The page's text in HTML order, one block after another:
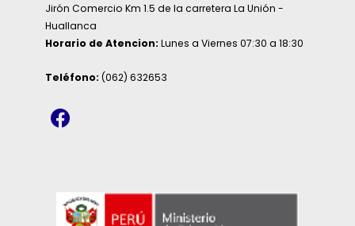
Jirón Comercio Km 1.5 de la carretera La Unión -
Huallanca
Horario de Atencion: Lunes a Viernes 07:30 a 18:30
Teléfono: (062) 632653